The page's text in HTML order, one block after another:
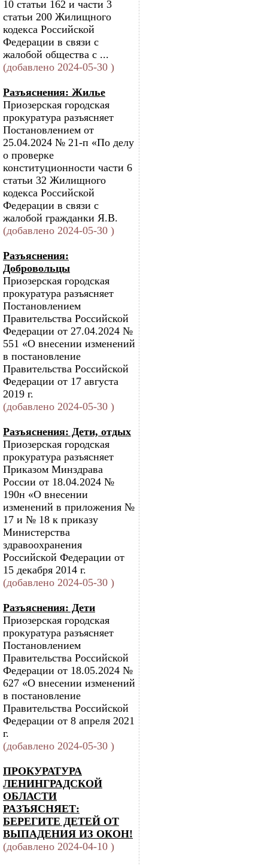
10 статьи 162 и части 3
статьи 200 Жилищного
кодекса Российской
Федерации в связи с
жалобой общества с ...
(добавлено 2024-05-30 )
Разъяснения: Жилье
Приозерская городская
прокуратура разъясняет
Постановлением от
25.04.2024 № 21-п «По делу
о проверке
конституционности части 6
статьи 32 Жилищного
кодекса Российской
Федерации в связи с
жалобой гражданки Я.В.
(добавлено 2024-05-30 )
Разъяснения:
Добровольцы
Приозерская городская
прокуратура разъясняет
Постановлением
Правительства Российской
Федерации от 27.04.2024 №
551 «О внесении изменений
в постановление
Правительства Российской
Федерации от 17 августа
2019 г.
(добавлено 2024-05-30 )
Разъяснения: Дети, отдых
Приозерская городская
прокуратура разъясняет
Приказом Минздрава
России от 18.04.2024 №
190н «О внесении
изменений в приложения №
17 и № 18 к приказу
Министерства
здравоохранения
Российской Федерации от
15 декабря 2014 г.
(добавлено 2024-05-30 )
Разъяснения: Дети
Приозерская городская
прокуратура разъясняет
Постановлением
Правительства Российской
Федерации от 18.05.2024 №
627 «О внесении изменений
в постановление
Правительства Российской
Федерации от 8 апреля 2021
г.
(добавлено 2024-05-30 )
ПРОКУРАТУРА
ЛЕНИНГРАДСКОЙ
ОБЛАСТИ
РАЗЪЯСНЯЕТ:
БЕРЕГИТЕ ДЕТЕЙ ОТ
ВЫПАДЕНИЯ ИЗ ОКОН!
(добавлено 2024-04-10 )